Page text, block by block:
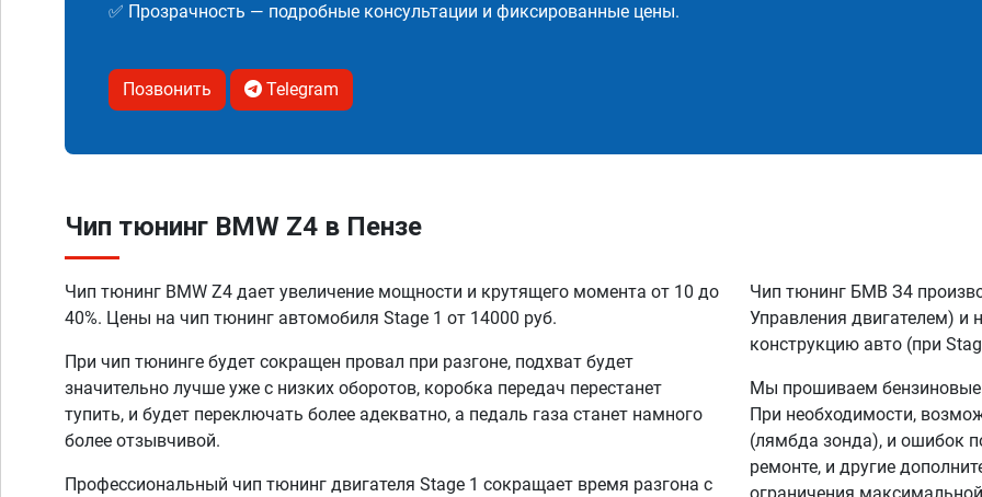
✅ Прозрачность — подробные консультации и фиксированные цены.
Позвонить Telegram
Чип тюнинг BMW Z4 в Пензе
Чип тюнинг BMW Z4 дает увеличение мощности и крутящего момента от 10 до
40%. Цены на чип тюнинг автомобиля Stage 1 от 14000 руб.
При чип тюнинге будет сокращен провал при разгоне, подхват будет
значительно лучше уже с низких оборотов, коробка передач перестанет
тупить, и будет переключать более адекватно, а педаль газа станет намного
более отзывчивой.
Профессиональный чип тюнинг двигателя Stage 1 сокращает время разгона с
Чип тюнинг БМВ З4
Управления двигателем) и
конструкцию авто (при
Мы прошиваем бензиновые
При необходимости,
(лямбда зонда), и ошибок
ремонте, и другие